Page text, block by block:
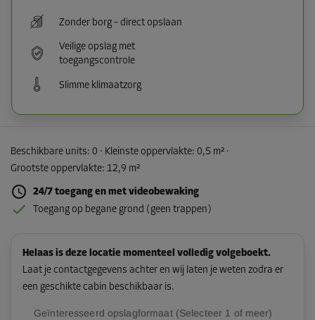
Zonder borg – direct opslaan
Veilige opslag met
toegangscontrole
Slimme klimaatzorg
Beschikbare units: 0 · Kleinste oppervlakte: 0,5 m² ·
Grootste oppervlakte: 12,9 m²
24/7 toegang en met videobewaking
Toegang op begane grond (geen trappen)
Helaas is deze locatie momenteel volledig volgeboekt.
Laat je contactgegevens achter en wij laten je weten zodra er
een geschikte cabin beschikbaar is.
Geïnteresseerd opslagformaat (Selecteer 1 of meer)